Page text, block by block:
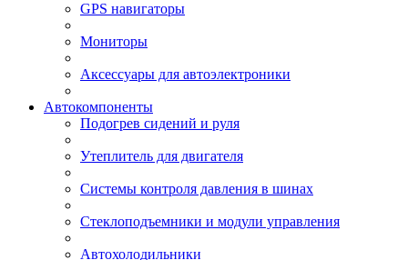
GPS навигаторы
Мониторы
Аксессуары для автоэлектроники
Автокомпоненты
Подогрев сидений и руля
Утеплитель для двигателя
Системы контроля давления в шинах
Стеклоподъемники и модули управления
Автохолодильники